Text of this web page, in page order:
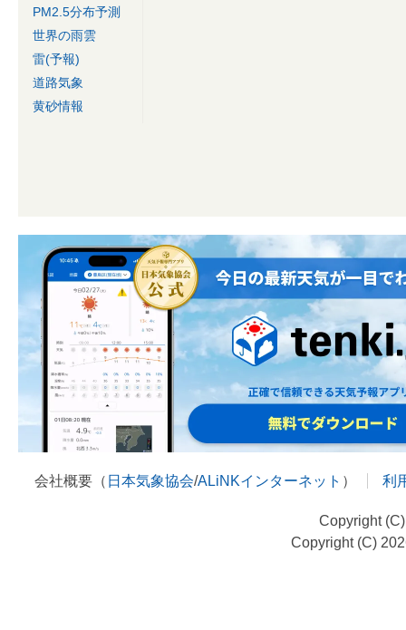
PM2.5分布予測
世界の雨雲
雷(予報)
道路気象
黄砂情報
会社概要（ 日本気象協会/ALiNKインターネット ） 利
Copyright
Copyright (C)